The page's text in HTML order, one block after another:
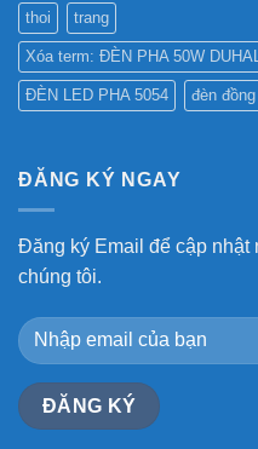
thoi trang
Xóa term: ĐÈN PHA 50W
ĐÈN LED PHA 5054 đèn
ĐĂNG KÝ NGAY
Đăng ký Email để cập nhật
chúng tôi.